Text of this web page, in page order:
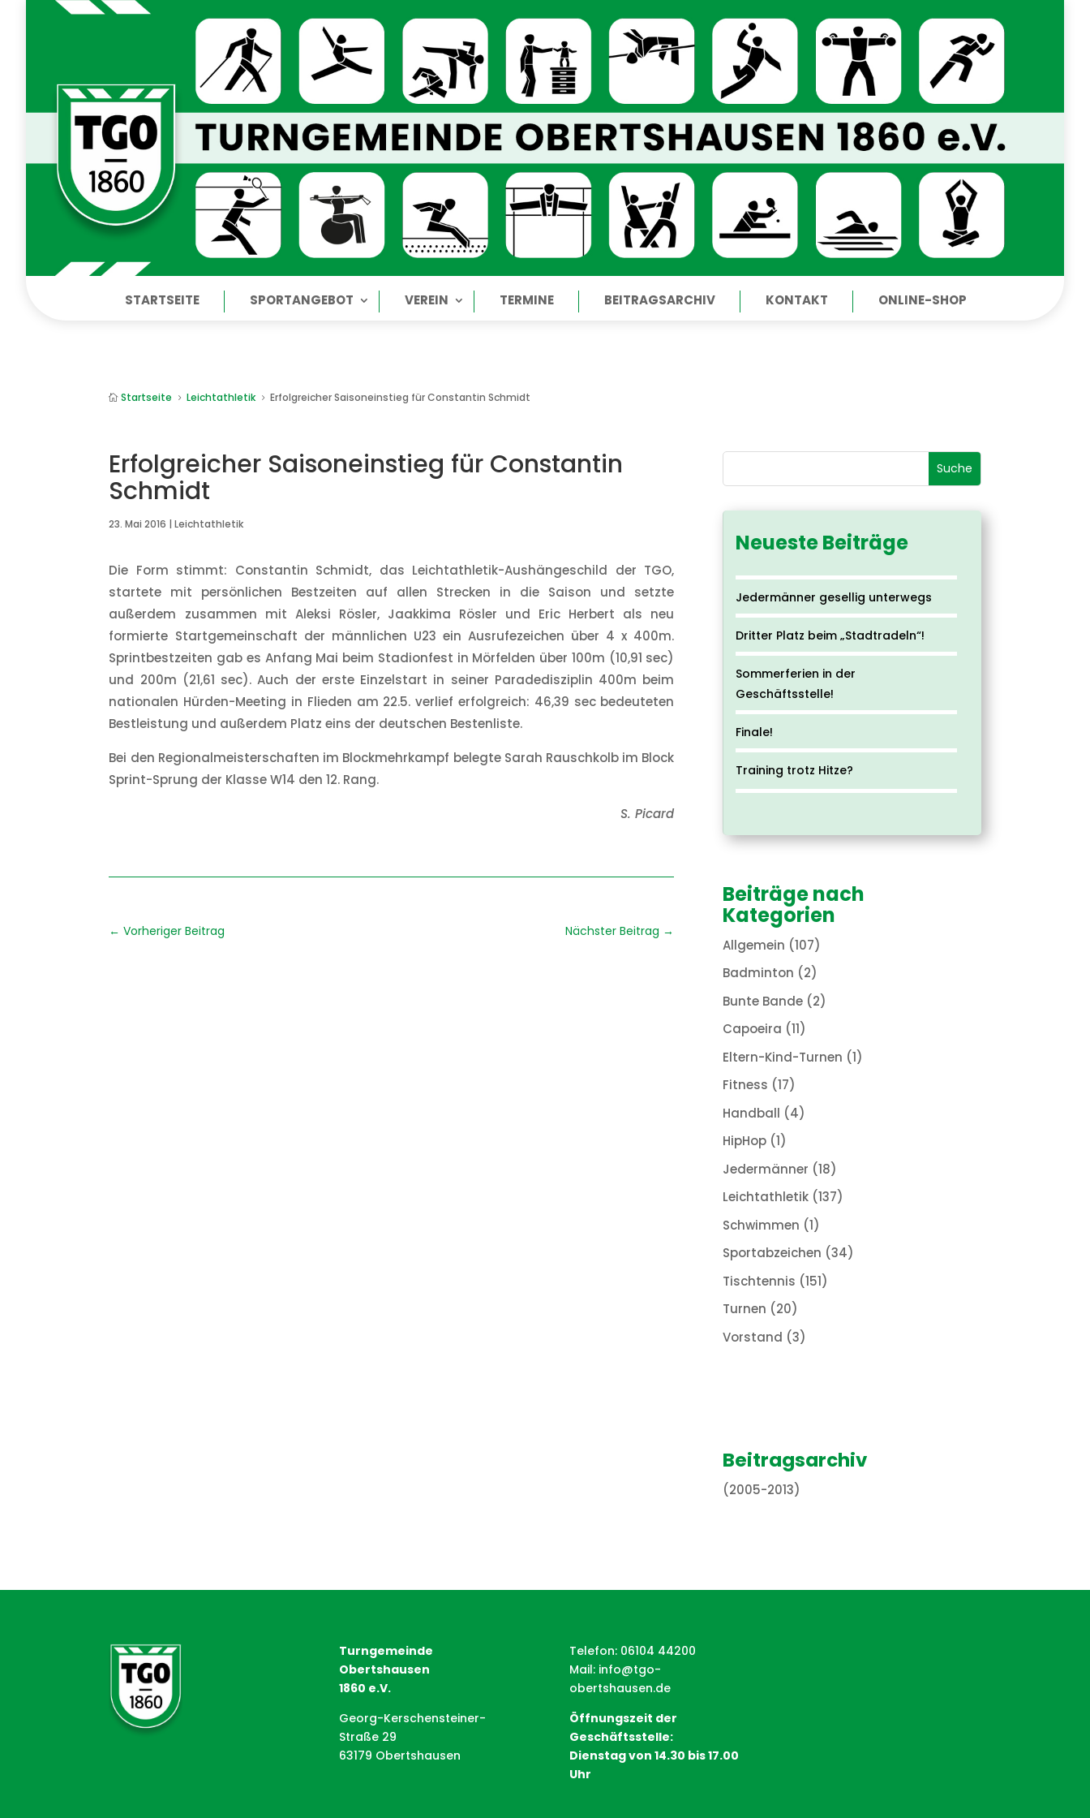
STARTSEITE SPORTANGEBOT VEREIN TERMINE BEITRAGSARCHIV KONTAKT ONLINE-SHOP
 Startseite 5 Leichtathletik 5 Erfolgreicher Saisoneinstieg für Constantin Schmidt
Erfolgreicher Saisoneinstieg für Constantin
Schmidt
23. Mai 2016 |Leichtathletik
Die Form stimmt: Constantin Schmidt, das Leichtathletik-Aushängeschild der TGO,
startete mit persönlichen Bestzeiten auf allen Strecken in die Saison und setzte
außerdem zusammen mit Aleksi Rösler, Jaakkima Rösler und Eric Herbert als neu
formierte Startgemeinschaft der männlichen U23 ein Ausrufezeichen über 4 x 400m.
Sprintbestzeiten gab es Anfang Mai beim Stadionfest in Mörfelden über 100m (10,91 sec)
und 200m (21,61 sec). Auch der erste Einzelstart in seiner Paradedisziplin 400m beim
nationalen Hürden-Meeting in Flieden am 22.5. verlief erfolgreich: 46,39 sec bedeuteten
Bestleistung und außerdem Platz eins der deutschen Bestenliste.
Bei den Regionalmeisterschaften im Blockmehrkampf belegte Sarah Rauschkolb im Block
Sprint-Sprung der Klasse W14 den 12. Rang.
S. Picard
←Vorheriger Beitrag Nächster Beitrag →
Neueste Beiträge
Jedermänner gesellig unterwegs
Dritter Platz beim „Stadtradeln“!
Sommerferien in der
Geschäftsstelle!
Finale!
Training trotz Hitze?
Beiträge nach
Kategorien
Allgemein (107)
Badminton (2)
Bunte Bande(2)
Capoeira (11)
Eltern-Kind-Turnen (1)
Fitness (17)
Handball (4)
HipHop(1)
Jedermänner (18)
Leichtathletik(137)
Schwimmen (1)
Sportabzeichen (34)
Tischtennis (151)
Turnen (20)
Vorstand (3)
Beitragsarchiv
(2005-2013)
Turngemeinde
Obertshausen
1860 e.V.
Georg-Kerschensteiner-
Straße 29
63179 Obertshausen
Telefon: 06104 44200
Mail: info@tgo-
obertshausen.de
Öffnungszeit der
Geschäftsstelle:
Dienstag von 14.30 bis 17.00
Uhr